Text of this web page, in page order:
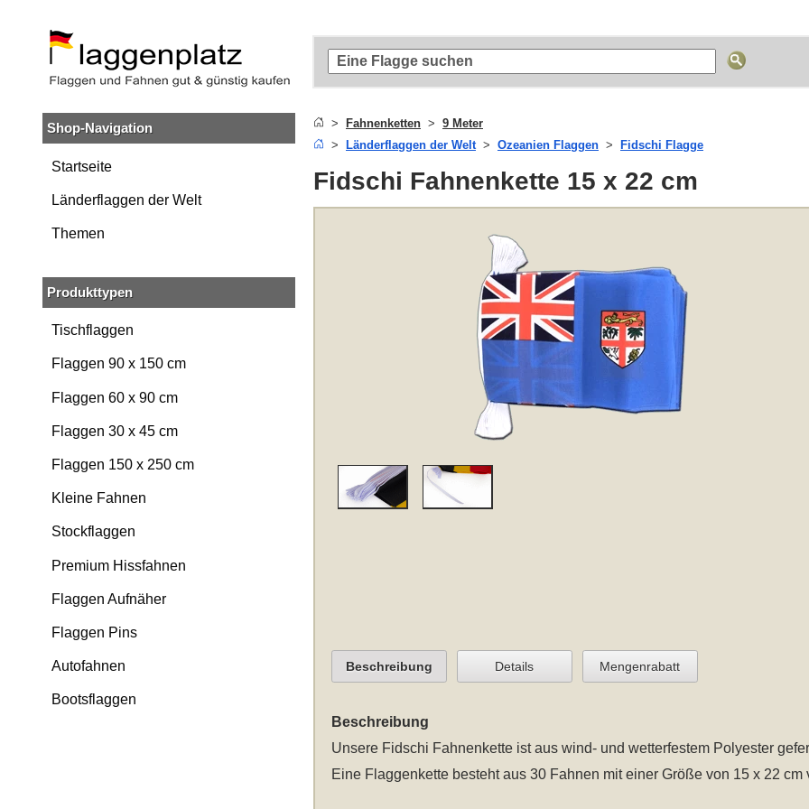
Hauptinhalt
springen
Suche
Zur
Navigation
springen
Shop-Navigation
Startseite
Länderflaggen der Welt
Themen
Produkttypen
Tischflaggen
Flaggen 90 x 150 cm
Flaggen 60 x 90 cm
Flaggen 30 x 45 cm
Flaggen 150 x 250 cm
Kleine Fahnen
Stockflaggen
Premium Hissfahnen
Flaggen Aufnäher
Flaggen Pins
Autofahnen
Bootsflaggen
Fahnenketten
9 Meter
Länderflaggen der Welt
Ozeanien Flaggen Fidschi Flagge
Fidschi Fahnenkette 15 x 22 cm
Beschreibung Details Mengenrabatt
Beschreibung
Unsere Fidschi Fahnenketteist aus wind- und wetterfestem Polyester
Eine Flaggenkette besteht aus 30 Fahnen mit einer Größe von 15 x 22 cm